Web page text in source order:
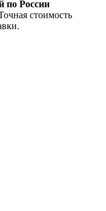
по России
стоимость